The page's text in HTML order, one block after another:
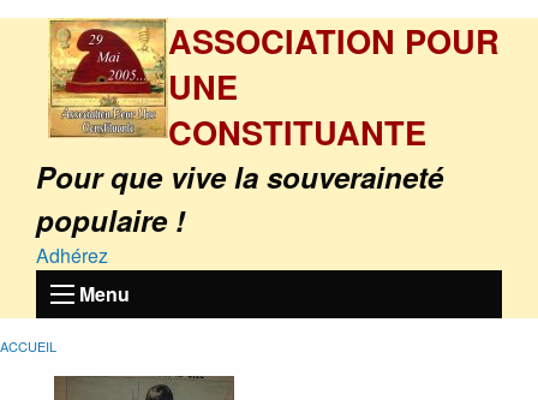
ASSOCIATION POUR
UNE
CONSTITUANTE
Pour que vive la souveraineté
populaire !
Adhérez
Menu
ACCUEIL